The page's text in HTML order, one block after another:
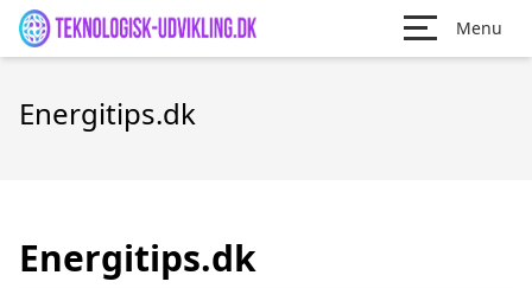
Menu
Energitips.dk
Energitips.dk